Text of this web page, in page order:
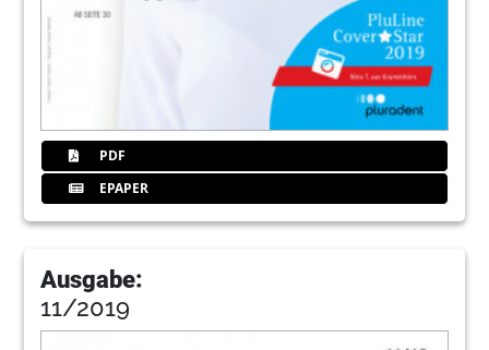
PDF
EPAPER
Ausgabe:
11/2019